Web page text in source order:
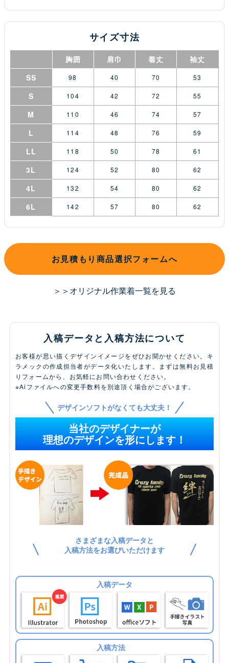
サイズ寸法
胸囲 肩巾 着丈
袖丈
SS
98 40 70 53
S 104 42 72 55
M 110 46 74 57
L 114 48 76 59
LL 118 50 78 61
3L 124 52 80 62
4L 132 54 80 62
6L 142 57 80 62
お見積もり商品選択フォームへ
＞＞オリジナル作業着一覧を見る
入稿データと入稿方法について
お客様が思い描くデザインイメージをぜひお聞かせください。キ
ラメックの作成担当者がデータ化いたします。まずは無料お見積
りフォームから、お気軽にお問い合わせください。
※Aiファイルへの変更手数料を別途頂く場合がございます。
デザインソフトがなくても大丈夫！
当社のデザイナーが
理想のデザインを形にします！
さまざまな入稿データと
入稿方法をお選びいただけます
入稿データ
入稿方法